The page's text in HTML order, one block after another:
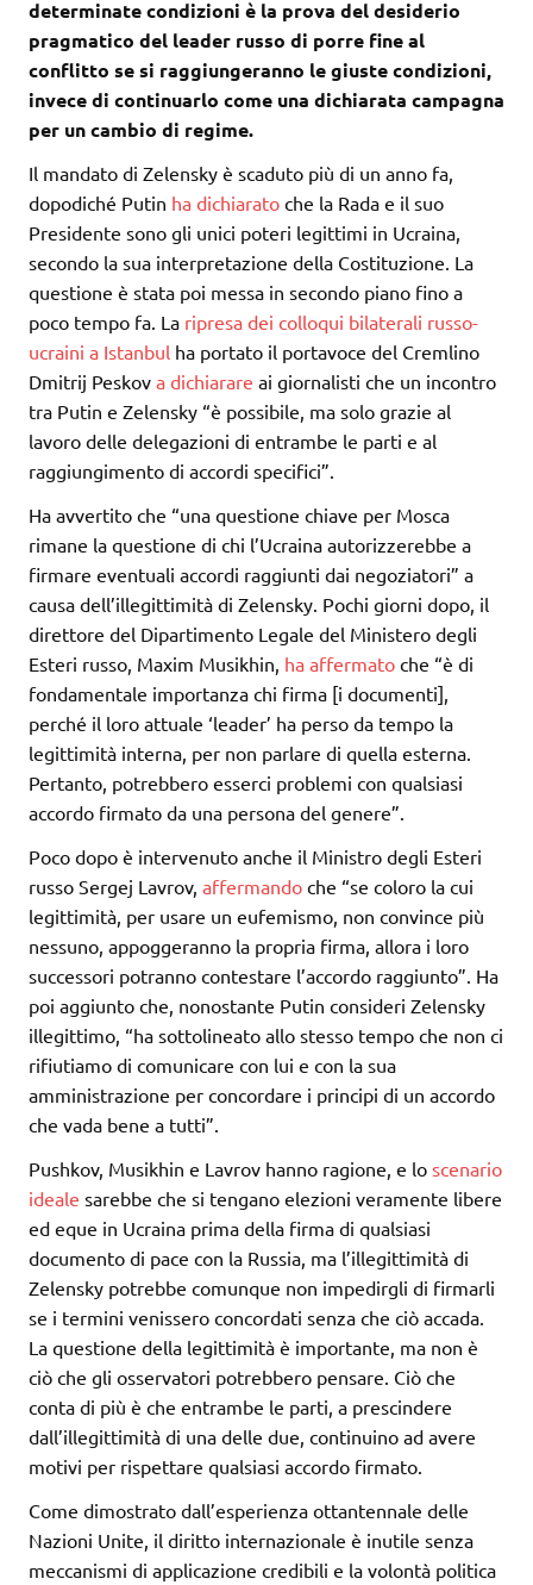
determinate condizioni è la prova del desiderio
pragmatico del leader russo di porre fine al
conflitto se si raggiungeranno le giuste condizioni,
invece di continuarlo come una dichiarata campagna
per un cambio di regime.
Il mandato di Zelensky è scaduto più di un anno fa,
dopodiché Putin ha dichiarato che la Rada e il suo
Presidente sono gli unici poteri legittimi in Ucraina,
secondo la sua interpretazione della Costituzione. La
questione è stata poi messa in secondo piano fino a
poco tempo fa. La ripresa dei colloqui bilaterali russo-
ucraini a Istanbul ha portato il portavoce del Cremlino
Dmitrij Peskov a dichiarare ai giornalisti che un incontro
tra Putin e Zelensky “è possibile, ma solo grazie al
lavoro delle delegazioni di entrambe le parti e al
raggiungimento di accordi specifici”.
Ha avvertito che “una questione chiave per Mosca
rimane la questione di chi l’Ucraina autorizzerebbe a
firmare eventuali accordi raggiunti dai negoziatori” a
causa dell’illegittimità di Zelensky. Pochi giorni dopo, il
direttore del Dipartimento Legale del Ministero degli
Esteri russo, Maxim Musikhin, ha affermato che “è di
fondamentale importanza chi firma [i documenti],
perché il loro attuale ‘leader’ ha perso da tempo la
legittimità interna, per non parlare di quella esterna.
Pertanto, potrebbero esserci problemi con qualsiasi
accordo firmato da una persona del genere”.
Poco dopo è intervenuto anche il Ministro degli Esteri
russo Sergej Lavrov, affermando che “se coloro la cui
legittimità, per usare un eufemismo, non convince più
nessuno, appoggeranno la propria firma, allora i loro
successori potranno contestare l’accordo raggiunto”. Ha
poi aggiunto che, nonostante Putin consideri Zelensky
illegittimo, “ha sottolineato allo stesso tempo che non ci
rifiutiamo di comunicare con lui e con la sua
amministrazione per concordare i principi di un accordo
che vada bene a tutti”.
Pushkov, Musikhin e Lavrov hanno ragione, e lo scenario
ideale sarebbe che si tengano elezioni veramente libere
ed eque in Ucraina prima della firma di qualsiasi
documento di pace con la Russia, ma l’illegittimità di
Zelensky potrebbe comunque non impedirgli di firmarli
se i termini venissero concordati senza che ciò accada.
La questione della legittimità è importante, ma non è
ciò che gli osservatori potrebbero pensare. Ciò che
conta di più è che entrambe le parti, a prescindere
dall’illegittimità di una delle due, continuino ad avere
motivi per rispettare qualsiasi accordo firmato.
Come dimostrato dall’esperienza ottantennale delle
Nazioni Unite, il diritto internazionale è inutile senza
meccanismi di applicazione credibili e la volontà politica